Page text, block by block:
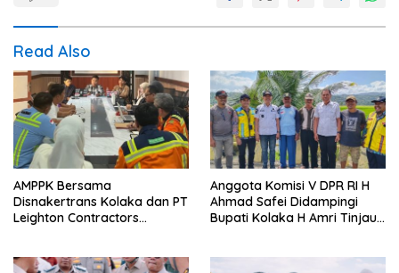
Read Also
AMPPK Bersama
Disnakertrans Kolaka dan PT
Leighton Contractors
Anggota Komisi V DPR RI H
Ahmad Safei Didampingi
Bupati Kolaka H Amri Tinjau